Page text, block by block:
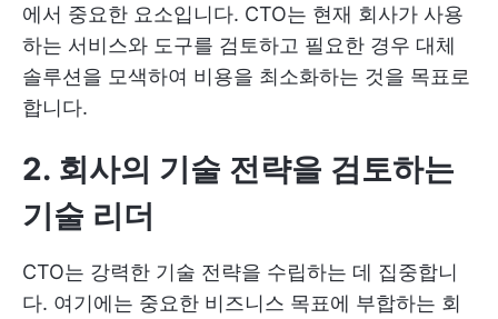
에서 중요한 요소입니다. CTO는 현재 회사가 사용
하는 서비스와 도구를 검토하고 필요한 경우 대체
솔루션을 모색하여 비용을 최소화하는 것을 목표로
합니다.
2. 회사의 기술 전략을 검토하는
기술 리더
CTO는 강력한 기술 전략을 수립하는 데 집중합니
다. 여기에는 중요한 비즈니스 목표에 부합하는 회